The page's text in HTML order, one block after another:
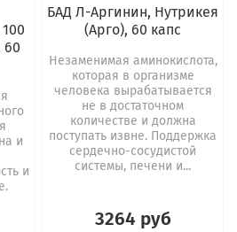
60
и
и
БАД Л-Аргинин, Нутрикея
(Арго), 60 капс
Незаменимая аминокислота,
которая в организме
человека вырабатывается
не в достаточном
количестве и должна
поступать извне. Поддержка
сердечно-сосудистой
системы, печени и...
3264 руб